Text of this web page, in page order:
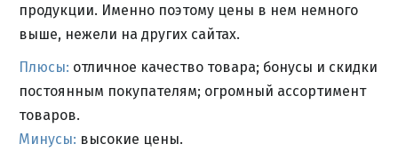
продукции. Именно поэтому цены в нем немного
выше, нежели на других сайтах.
Плюсы: отличное качество товара; бонусы и скидки
постоянным покупателям; огромный ассортимент
товаров.
Минусы: высокие цены.